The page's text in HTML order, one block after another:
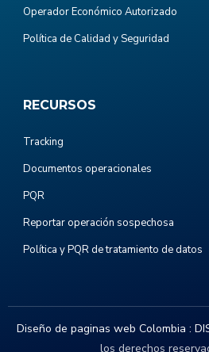
Operador Económico Autorizado
Política de Calidad y Seguridad
RECURSOS
Tracking
Documentos operacionales
PQR
Reportar operación sospechosa
Política y PQR de tratamiento de datos
Diseño de paginas web Colombia :
los derechos